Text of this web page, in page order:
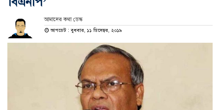
আমাদের কথা ডেস্ক
আপডেট : বুধবার, ১১ ডিসেম্বর, ২০১৯